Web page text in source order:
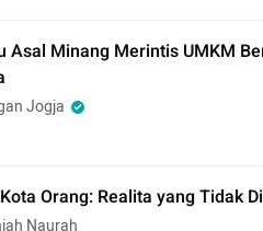
Asal Minang Merintis UMKM
Jogja
Orang: Realita yang Tidak
Naurah